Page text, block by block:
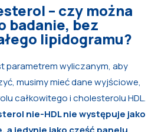
– czy można
badanie, bez
lipidogramu?
parametrem wyliczanym, aby
musimy mieć dane wyjściowe,
całkowitego i cholesterolu HDL.
nie-HDL nie występuje jako